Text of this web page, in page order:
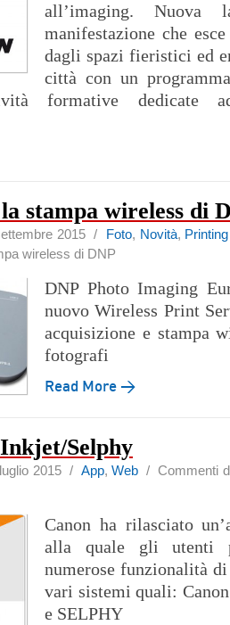
all’imaging. Nuova
manifestazione che
dagli spazi fieristici ed
città con un
formative dedicate
stampa wireless di
2015 / Foto, Novità, Printing
wireless di DNP
DNP Photo Imaging
nuovo Wireless Print
acquisizione e stampa
fotografi
Read More →
Selphy
2015 / App,Web /Commenti
Canon ha rilasciato
alla quale gli utenti
numerose funzionalità
vari sistemi quali:
e SELPHY